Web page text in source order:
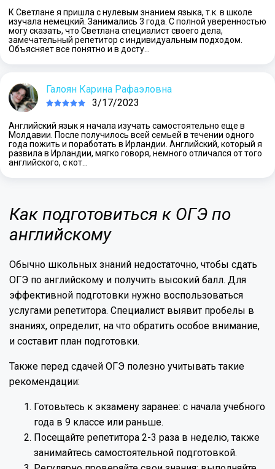
К Светлане я пришла с нулевым знанием языка, т.к. в школе
изучала немецкий. Занимались 3 года. С полной уверенностью
могу сказать, что Светлана специалист своего дела,
замечательный репетитор с индивидуальным подходом.
Объясняет все понятно и в досту…
Галоян Карина Рафаэловна
3/17/2023
Английский язык я начала изучать самостоятельно еще в
Молдавии. После получилось всей семьей в течении одного
года пожить и поработать в Ирландии. Английский, который я
развила в Ирландии, мягко говоря, немного отличался от того
английского, с кот…
Как подготовиться к ОГЭ по
английскому
Обычно школьных знаний недостаточно, чтобы сдать
ОГЭ по английскому и получить высокий балл. Для
эффективной подготовки нужно воспользоваться
услугами репетитора. Специалист выявит пробелы в
знаниях, определит, на что обратить особое внимание,
и составит план подготовки.
Также перед сдачей ОГЭ полезно учитывать такие
рекомендации:
Готовьтесь к экзамену заранее: с начала учебного
года в 9 классе или раньше.
Посещайте репетитора 2-3 раза в неделю, также
занимайтесь самостоятельной подготовкой.